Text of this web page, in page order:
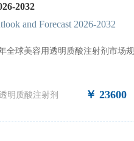
2032
and Forecast 2026-2032
球美容用透明质酸注射剂市场
明质酸注射剂 ￥ 23600